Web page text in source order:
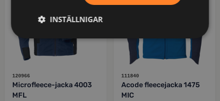
120966
Microfleece-jacka 4003
MFL
111840
Acode fleecejacka 1475
MIC
INSTÄLLNIGAR